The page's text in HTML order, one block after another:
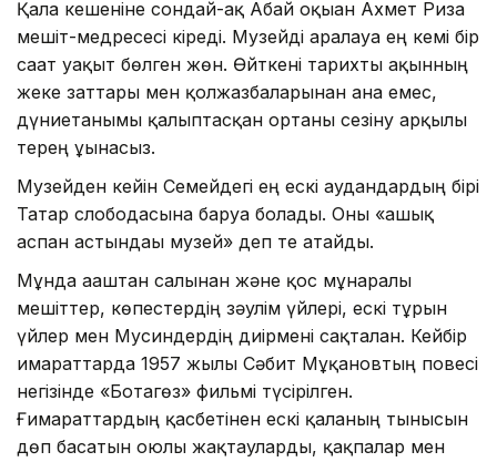
Қала кешеніне сондай-ақ Абай оқыған Ахмет Риза
мешіт-медресесі кіреді. Музейді аралауға ең кемі бір
сағат уақыт бөлген жөн. Өйткені тарихты ақынның
жеке заттары мен қолжазбаларынан ғана емес,
дүниетанымы қалыптасқан ортаны сезіну арқылы
терең ұғынасыз.
Музейден кейін Семейдегі ең ескі аудандардың бірі
Татар слободасына баруға болады. Оны «ашық
аспан астындағы музей» деп те атайды.
Мұнда ағаштан салынған және қос мұнаралы
мешіттер, көпестердің зәулім үйлері, ескі тұрғын
үйлер мен Мусиндердің диірмені сақталған. Кейбір
ғимараттарда 1957 жылы Сәбит Мұқановтың повесі
негізінде «Ботагөз» фильмі түсірілген.
Ғимараттардың қасбетінен ескі қаланың тынысын
дөп басатын оюлы жақтауларды, қақпалар мен